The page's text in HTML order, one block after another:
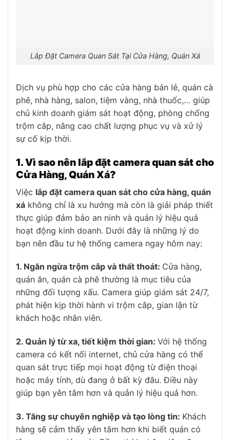
Lắp Đặt Camera Quan Sát Tại Cửa Hàng, Quán Xá
Dịch vụ phù hợp cho các cửa hàng bán lẻ, quán cà
phê, nhà hàng, salon, tiệm vàng, nhà thuốc,… giúp
chủ kinh doanh giám sát hoạt động, phòng chống
trộm cắp, nâng cao chất lượng phục vụ và xử lý
sự cố kịp thời.
1. Vì sao nên lắp đặt camera quan sát cho
Cửa Hàng, Quán Xá?
Việc lắp đặt camera quan sát cho cửa hàng, quán
xá không chỉ là xu hướng mà còn là giải pháp thiết
thực giúp đảm bảo an ninh và quản lý hiệu quả
hoạt động kinh doanh. Dưới đây là những lý do
bạn nên đầu tư hệ thống camera ngay hôm nay:
1. Ngăn ngừa trộm cắp và thất thoát: Cửa hàng,
quán ăn, quán cà phê thường là mục tiêu của
những đối tượng xấu. Camera giúp giám sát 24/7,
phát hiện kịp thời hành vi trộm cắp, gian lận từ
khách hoặc nhân viên.
2. Quản lý từ xa, tiết kiệm thời gian: Với hệ thống
camera có kết nối internet, chủ cửa hàng có thể
quan sát trực tiếp mọi hoạt động từ điện thoại
hoặc máy tính, dù đang ở bất kỳ đâu. Điều này
giúp bạn yên tâm hơn và quản lý hiệu quả hơn.
3. Tăng sự chuyên nghiệp và tạo lòng tin: Khách
hàng sẽ cảm thấy yên tâm hơn khi biết quán có